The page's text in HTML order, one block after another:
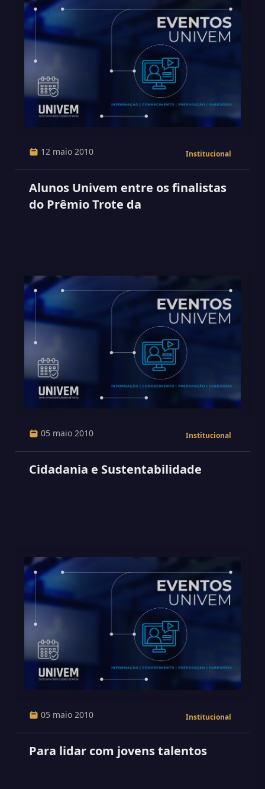
12 maio 2010 Institucional
Alunos Univem entre os finalistas
do Prêmio Trote da
05 maio 2010 Institucional
Cidadania e Sustentabilidade
05 maio 2010 Institucional
Para lidar com jovens talentos